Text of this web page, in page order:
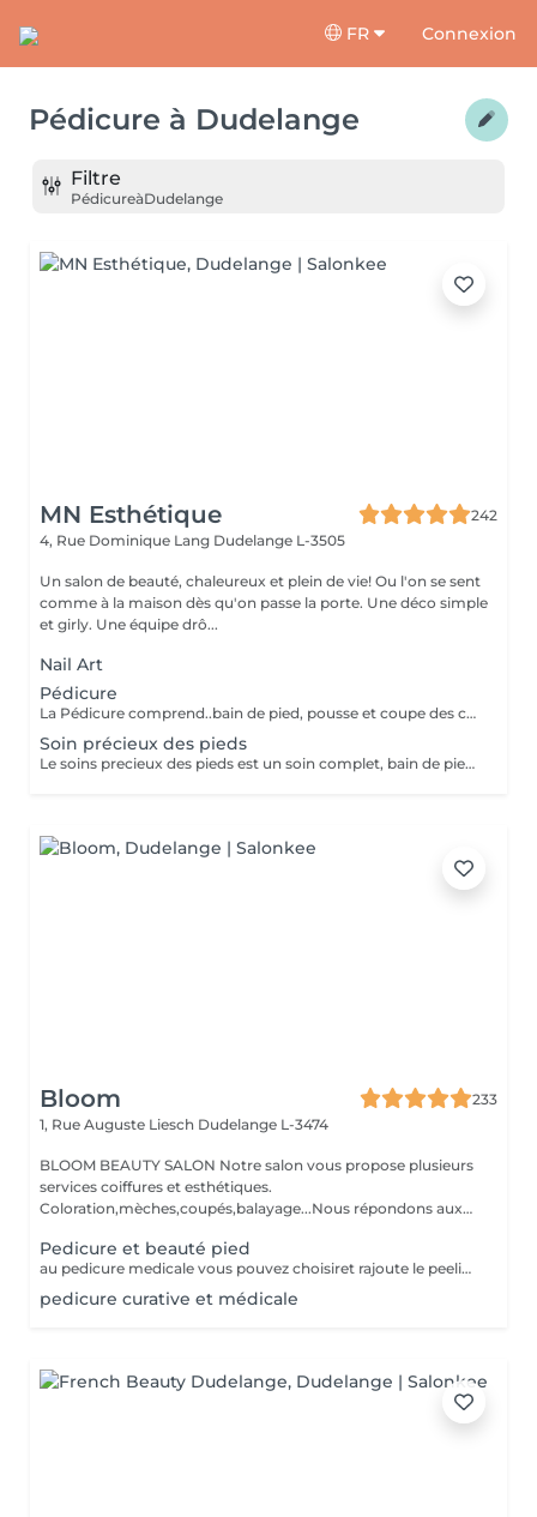
FR Connexion
Pédicure à Dudelange
Filtre
PédicureàDudelange
MN Esthétique
242
4, Rue Dominique Lang Dudelange L-3505
Un salon de beauté, chaleureux et plein de vie! Ou l'on se sent
comme à la maison dès qu'on passe la porte. Une déco simple
et girly. Une équipe drô...
Nail Art
Pédicure
La Pédicure comprend..bain de pied, pousse et coupe des cuticules, coupe et limage des ongles. Retrait des cors,callosités sont fait au bistouri puis rape. Le massage sera fait avec une crème adaptée. La pose vernis transparent est incluse si souhaitée.
Soin précieux des pieds
Le soins precieux des pieds est un soin complet, bain de pieds coupe et limage des ongles, pousse et coupe des cuticules. Retrait des callosités-cors avec bistouri et rape. Gommage, masque et massage sont inclus.
Bloom
233
1, Rue Auguste Liesch Dudelange L-3474
BLOOM BEAUTY SALON Notre salon vous propose plusieurs
services coiffures et esthétiques.
Coloration,mèches,coupés,balayage...Nous répondons aux
Pedicure et beauté pied
au pedicure medicale vous pouvez choisiret rajoute le peeling ou spa pour pieds ,une plus a votre pedicure,service payable séparément du prix pourn la pedicure .le peeling ou spa du pieds se faisant uniquement avec une service pedicure .
pedicure curative et médicale